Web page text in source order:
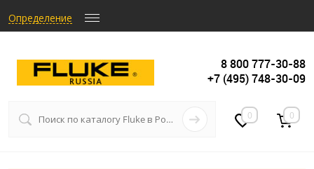
Определение
8 800 777-30-88
+7 (495) 748-30-09
0 0